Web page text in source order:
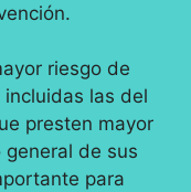
riesgo de
las del
presten mayor
de sus
para